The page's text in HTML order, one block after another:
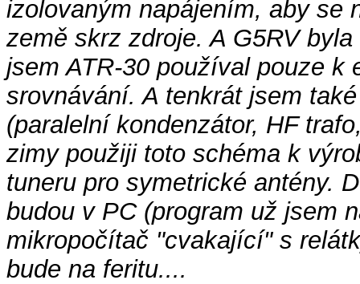
izolovaným napájením, aby se
země skrz zdroje. A G5RV
jsem ATR-30 používal pouze k
srovnávání. A tenkrát jsem
(paralelní kondenzátor, HF
zimy použiji toto schéma k
tuneru pro symetrické antény.
budou v PC (program už jsem
mikropočítač "cvakající" s
bude na feritu....